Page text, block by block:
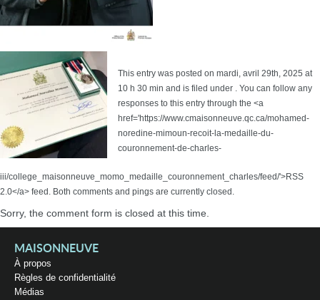
This entry was posted on mardi, avril 29th, 2025 at
10 h 30 min and is filed under . You can follow any
responses to this entry through the <a
href='https://www.cmaisonneuve.qc.ca/mohamed-
noredine-mimoun-recoit-la-medaille-du-
couronnement-de-charles-
iii/college_maisonneuve_momo_medaille_couronnement_charles/feed/'>RSS
2.0</a> feed. Both comments and pings are currently closed.
Sorry, the comment form is closed at this time.
MAISONNEUVE
À propos
Règles de confidentialité
Médias